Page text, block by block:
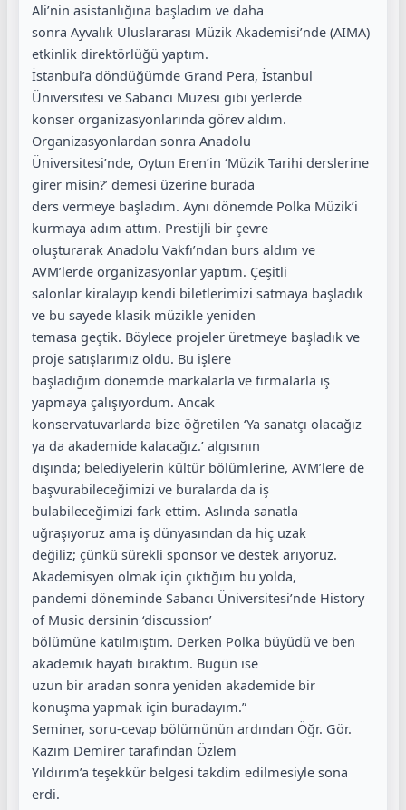
Ali’nin asistanlığına başladım ve daha
sonra Ayvalık Uluslararası Müzik Akademisi’nde (AIMA)
etkinlik direktörlüğü yaptım.
İstanbul’a döndüğümde Grand Pera, İstanbul
Üniversitesi ve Sabancı Müzesi gibi yerlerde
konser organizasyonlarında görev aldım.
Organizasyonlardan sonra Anadolu
Üniversitesi’nde, Oytun Eren’in ‘Müzik Tarihi derslerine
girer misin?’ demesi üzerine burada
ders vermeye başladım. Aynı dönemde Polka Müzik’i
kurmaya adım attım. Prestijli bir çevre
oluşturarak Anadolu Vakfı’ndan burs aldım ve
AVM’lerde organizasyonlar yaptım. Çeşitli
salonlar kiralayıp kendi biletlerimizi satmaya başladık
ve bu sayede klasik müzikle yeniden
temasa geçtik. Böylece projeler üretmeye başladık ve
proje satışlarımız oldu. Bu işlere
başladığım dönemde markalarla ve firmalarla iş
yapmaya çalışıyordum. Ancak
konservatuvarlarda bize öğretilen ‘Ya sanatçı olacağız
ya da akademide kalacağız.’ algısının
dışında; belediyelerin kültür bölümlerine, AVM’lere de
başvurabileceğimizi ve buralarda da iş
bulabileceğimizi fark ettim. Aslında sanatla
uğraşıyoruz ama iş dünyasından da hiç uzak
değiliz; çünkü sürekli sponsor ve destek arıyoruz.
Akademisyen olmak için çıktığım bu yolda,
pandemi döneminde Sabancı Üniversitesi’nde History
of Music dersinin ‘discussion’
bölümüne katılmıştım. Derken Polka büyüdü ve ben
akademik hayatı bıraktım. Bugün ise
uzun bir aradan sonra yeniden akademide bir
konuşma yapmak için buradayım.”
Seminer, soru-cevap bölümünün ardından Öğr. Gör.
Kazım Demirer tarafından Özlem
Yıldırım’a teşekkür belgesi takdim edilmesiyle sona
erdi.